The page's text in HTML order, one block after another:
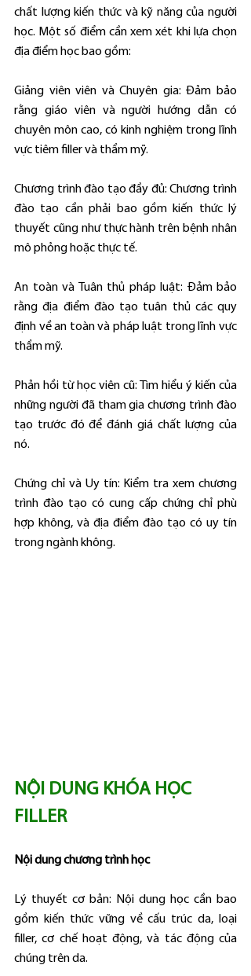
chất lượng kiến thức và kỹ năng của người
học. Một số điểm cần xem xét khi lựa chọn
địa điểm học bao gồm:
Giảng viên viên và Chuyên gia: Đảm bảo
rằng giáo viên và người hướng dẫn có
chuyên môn cao, có kinh nghiệm trong lĩnh
vực tiêm filler và thẩm mỹ.
Chương trình đào tạo đầy đủ: Chương trình
đào tạo cần phải bao gồm kiến thức lý
thuyết cũng như thực hành trên bệnh nhân
mô phỏng hoặc thực tế.
An toàn và Tuân thủ pháp luật: Đảm bảo
rằng địa điểm đào tạo tuân thủ các quy
định về an toàn và pháp luật trong lĩnh vực
thẩm mỹ.
Phản hồi từ học viên cũ: Tìm hiểu ý kiến của
những người đã tham gia chương trình đào
tạo trước đó để đánh giá chất lượng của
nó.
Chứng chỉ và Uy tín: Kiểm tra xem chương
trình đào tạo có cung cấp chứng chỉ phù
hợp không, và địa điểm đào tạo có uy tín
trong ngành không.
NỘI DUNG KHÓA HỌC
FILLER
Nội dung chương trình học
Lý thuyết cơ bản: Nội dung học cần bao
gồm kiến thức vững về cấu trúc da, loại
filler, cơ chế hoạt động, và tác động của
chúng trên da.